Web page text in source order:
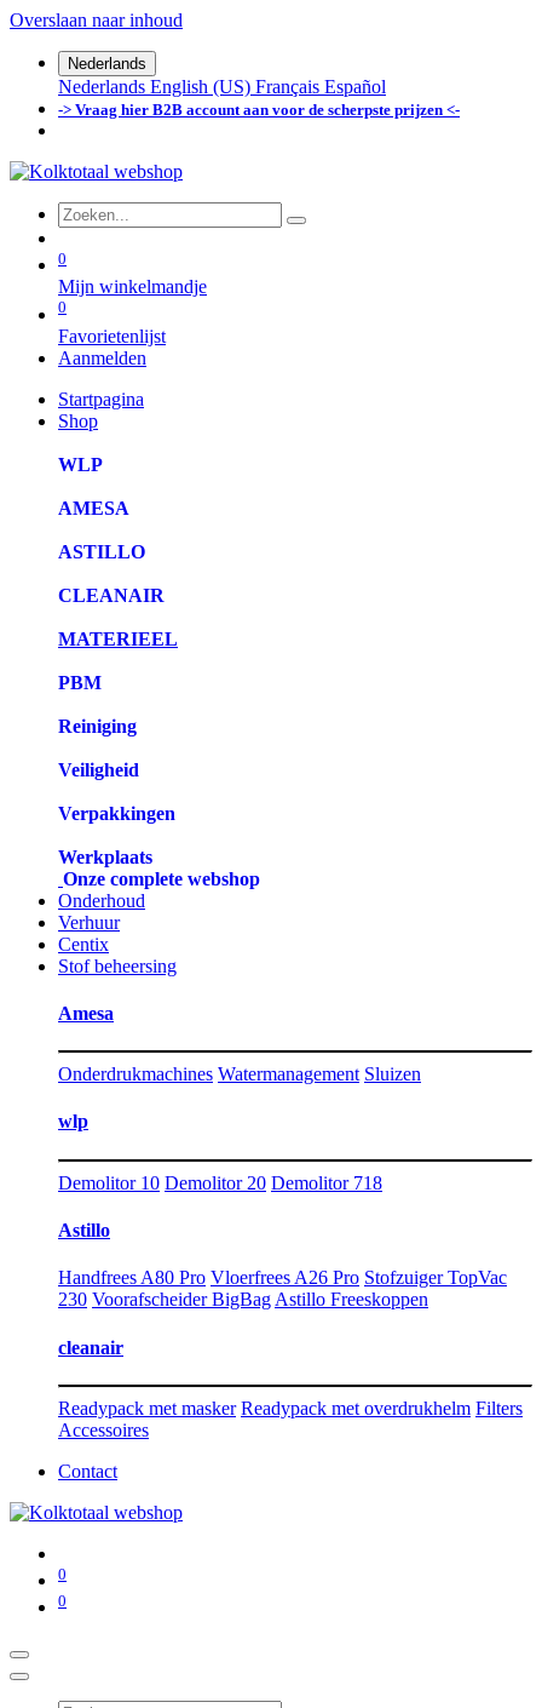
Overslaan naar inhoud
Nederlands
Nederlands English (US) Français Español
-> Vraag hier B2B account aan voor de scherpste prijzen <-
0
Mijn winkelmandje
0
Favorietenlijst
Aanmelden
Startpagina
Shop
WLP
AMESA
ASTILLO
CLEANAIR
MATERIEEL
PBM
Reiniging
Veiligheid
Verpakkingen
Werkplaats
Onze complete webshop
Onderhoud
Verhuur
Centix
Stof beheersing
Amesa
Onderdrukmachines Watermanagement Sluizen
wlp
Demolitor 10 Demolitor 20 Demolitor 718
Astillo
Handfrees A80 Pro Vloerfrees A26 Pro Stofzuiger TopVac
230 Voorafscheider BigBag Astillo Freeskoppen
cleanair
Readypack met masker Readypack met overdrukhelm Filters
Accessoires
Contact
0
0